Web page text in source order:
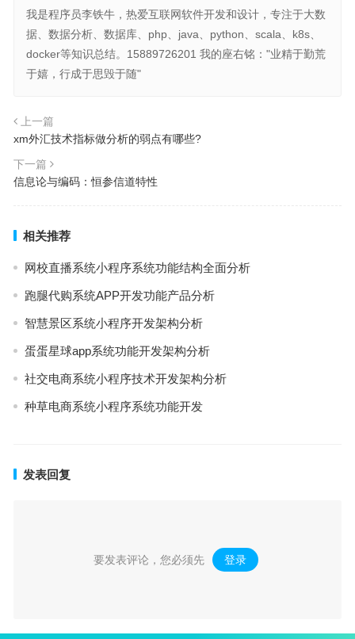
我是程序员李铁牛，热爱互联网软件开发和设计，专注于大数
据、数据分析、数据库、php、java、python、scala、k8s、
docker等知识总结。15889726201 我的座右铭："业精于勤荒
于嬉，行成于思毁于随"
上一篇
xm外汇技术指标做分析的弱点有哪些?
下一篇
信息论与编码：恒参信道特性
相关推荐
网校直播系统小程序系统功能结构全面分析
跑腿代购系统APP开发功能产品分析
智慧景区系统小程序开发架构分析
蛋蛋星球app系统功能开发架构分析
社交电商系统小程序技术开发架构分析
种草电商系统小程序系统功能开发
发表回复
要发表评论，您必须先 登录 。